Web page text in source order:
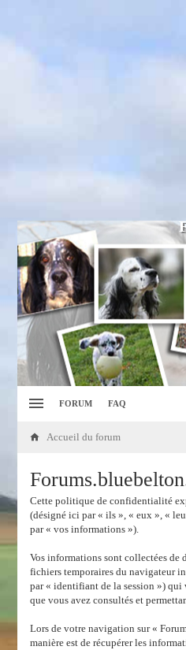
FORUM FAQ
Accueil du forum
Cette politique de confidentialité
(désigné ici par « ils », « eux », «
par « vos informations »).
Vos informations sont collectées de
fichiers temporaires du navigateur
par « identifiant de la session ») qui
que vous avez consultés et
Lors de votre navigation sur «
manière est de récupérer les